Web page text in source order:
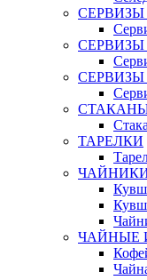
ТАРЕЛКИ
ЧАЙНЫЕ